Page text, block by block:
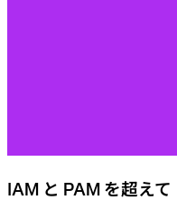
IAM と PAM を超えて